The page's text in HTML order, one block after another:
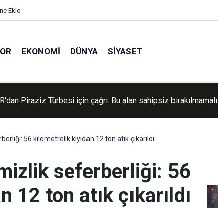
Ekle
EKONOMI DÜNYA SIYASET
yabancı basına yeni kurallar: Şehir dışı haberler için izin şartı
56 kilometrelik kıyıdan 12 ton atık çıkarıldı
seferberliği: 56
12 ton atık çıkarıldı